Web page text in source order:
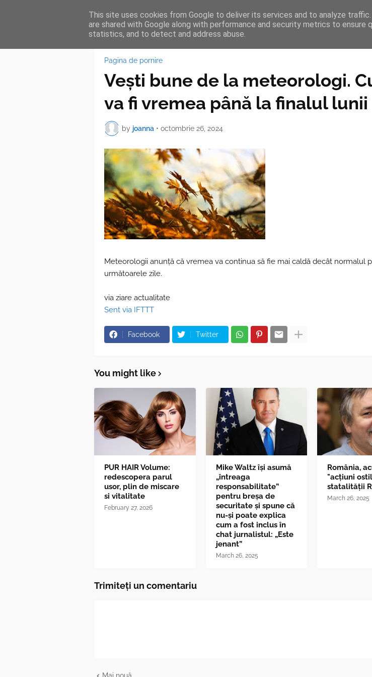
HOME FEATURES BLOGGER TIPOGRAPHY
Pagina de pornire
Vești bune de la meteorologi.
va fi vremea până la finalul lunii
by joanna • octombrie 26, 2024
Meteorologii anunță că vremea va continua să fie mai caldă decât normalul
următoarele zile.
via ziare actualitate
Sent via IFTTT
Facebook Twitter
You might like
PUR HAIR Volume:
redescopera parul
usor, plin de miscare
si vitalitate
February 27, 2026
Mike Waltz îşi asumă
„întreaga
responsabilitate”
pentru breşa de
securitate și spune că
nu-și poate explica
cum a fost inclus în
chat jurnalistul: „Este
jenant”
March 26, 2025
România,
"acțiuni
statalității
March 26, 2025
Trimiteți un comentariu
This site uses cookies from Google to deliver its services and to analyze
are shared with Google along with performance and security metrics to ensure
statistics, and to detect and address abuse.